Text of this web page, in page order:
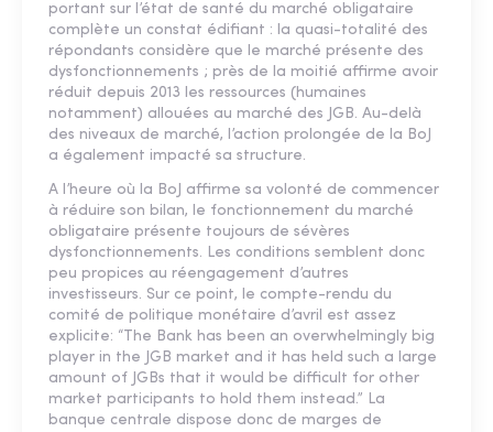
portant sur l’état de santé du marché obligataire
complète un constat édifiant : la quasi-totalité des
répondants considère que le marché présente des
dysfonctionnements ; près de la moitié affirme avoir
réduit depuis 2013 les ressources (humaines
notamment) allouées au marché des JGB. Au-delà
des niveaux de marché, l’action prolongée de la BoJ
a également impacté sa structure.
A l’heure où la BoJ affirme sa volonté de commencer
à réduire son bilan, le fonctionnement du marché
obligataire présente toujours de sévères
dysfonctionnements. Les conditions semblent donc
peu propices au réengagement d’autres
investisseurs. Sur ce point, le compte-rendu du
comité de politique monétaire d’avril est assez
explicite: “The Bank has been an overwhelmingly big
player in the JGB market and it has held such a large
amount of JGBs that it would be difficult for other
market participants to hold them instead.” La
banque centrale dispose donc de marges de